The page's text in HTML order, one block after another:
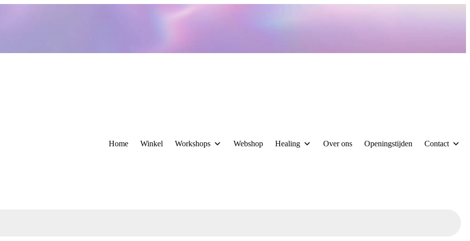
Home Winkel Workshops Webshop Healing Over ons Openingstijden Contact